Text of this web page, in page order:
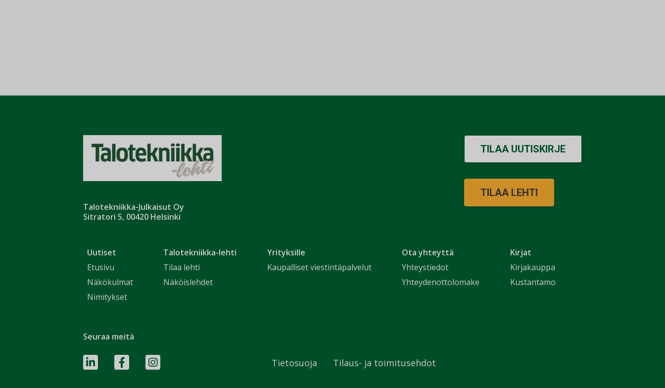
Talotekniikka-Julkaisut Oy
Sitratori 5, 00420 Helsinki
Uutiset
Etusivu
Näkökulmat
Nimitykset
Talotekniikka-lehti
Tilaa lehti
Näköislehdet
Yrityksille
Kaupalliset viestintäpalvelut
Ota yhteyttä
Yhteystiedot
Yhteydenottolomake
Kirjat
Kirjakauppa
Kustantamo
TILAA UUTISKIRJE
TILAA LEHTI
Seuraa meitä
Tietosuoja Tilaus- ja toimitusehdot